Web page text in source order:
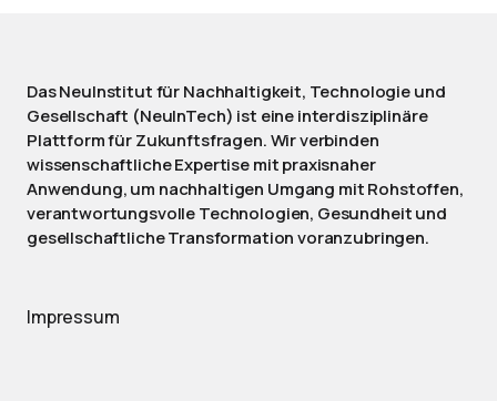
Das NeuInstitut für Nachhaltigkeit, Technologie und
Gesellschaft (NeuInTech) ist eine interdisziplinäre
Plattform für Zukunftsfragen. Wir verbinden
wissenschaftliche Expertise mit praxisnaher
Anwendung, um nachhaltigen Umgang mit Rohstoffen,
verantwortungsvolle Technologien, Gesundheit und
gesellschaftliche Transformation voranzubringen.
Impressum